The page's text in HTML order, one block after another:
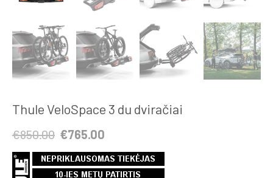
Thule VeloSpace 3 du dviračiai
€850.00 Original
price
was:
€765.00
price
is: